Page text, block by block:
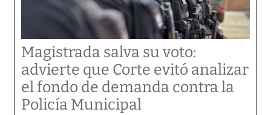
Magistrada salva su voto:
advierte que Corte evitó analizar
el fondo de demanda contra la
Policía Municipal